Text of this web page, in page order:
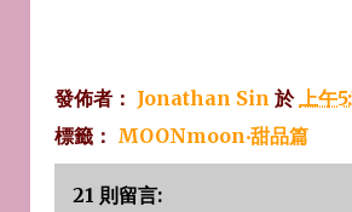
發佈者： Jonathan Sin 於上午
標籤： MOONmoon‧甜品篇
21 則留言: